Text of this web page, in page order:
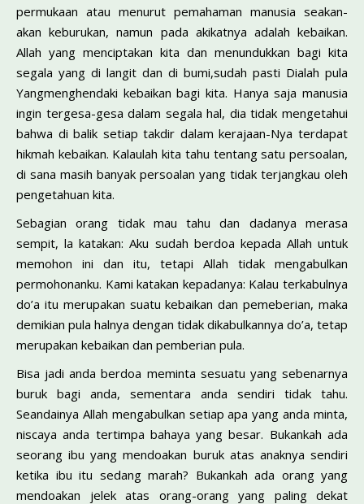
permukaan atau menurut pemahaman manusia seakan-
akan keburukan, namun pada akikatnya adalah kebaikan.
Allah yang menciptakan kita dan menundukkan bagi kita
segala yang di langit dan di bumi,sudah pasti Dialah pula
Yangmenghendaki kebaikan bagi kita. Hanya saja manusia
ingin tergesa-gesa dalam segala hal, dia tidak mengetahui
bahwa di balik setiap takdir dalam kerajaan-Nya terdapat
hikmah kebaikan. Kalaulah kita tahu tentang satu persoalan,
di sana masih banyak persoalan yang tidak terjangkau oleh
pengetahuan kita.
Sebagian orang tidak mau tahu dan dadanya merasa
sempit, la katakan: Aku sudah berdoa kepada Allah untuk
memohon ini dan itu, tetapi Allah tidak mengabulkan
permohonanku. Kami katakan kepadanya: Kalau terkabulnya
do’a itu merupakan suatu kebaikan dan pemeberian, maka
demikian pula halnya dengan tidak dikabulkannya do’a, tetap
merupakan kebaikan dan pemberian pula.
Bisa jadi anda berdoa meminta sesuatu yang sebenarnya
buruk bagi anda, sementara anda sendiri tidak tahu.
Seandainya Allah mengabulkan setiap apa yang anda minta,
niscaya anda tertimpa bahaya yang besar. Bukankah ada
seorang ibu yang mendoakan buruk atas anaknya sendiri
ketika ibu itu sedang marah? Bukankah ada orang yang
mendoakan jelek atas orang-orang yang paling dekat